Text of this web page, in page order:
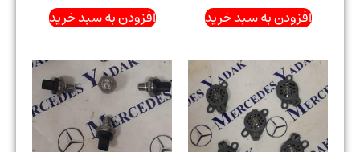
افزودن به سبد خرید افزودن به سبد خرید